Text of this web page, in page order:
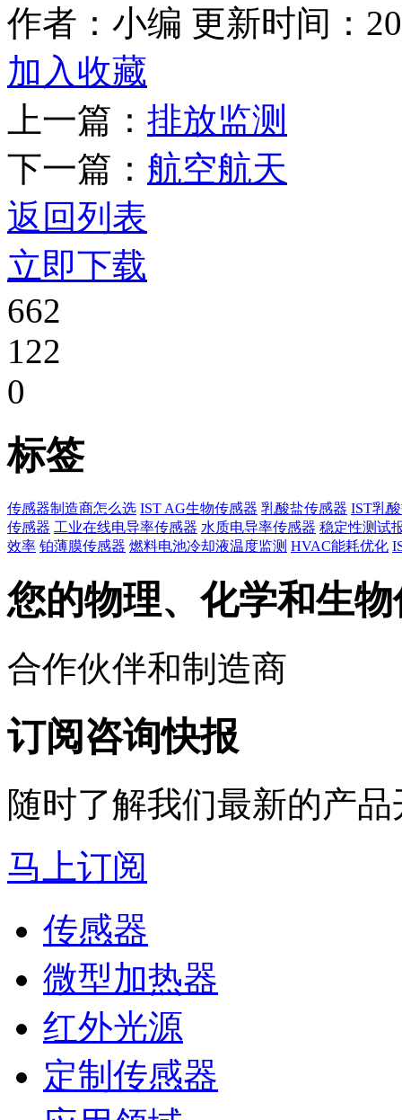
作者：小编 更新时间：
加入收藏
上一篇： 排放监测
下一篇： 航空航天
返回列表
立即下载
662
122
0
标签
传感器制造商怎么选 IST AG生物传感器 乳酸盐传感器 IST乳
传感器 工业在线电导率传感器 水质电导率传感器 稳定性测试
效率 铂薄膜传感器 燃料电池冷却液温度监测 HVAC能耗优化
您的物理、化学和生
合作伙伴和制造商
订阅咨询快报
随时了解我们最新的产
马上订阅
传感器
微型加热器
红外光源
定制传感器